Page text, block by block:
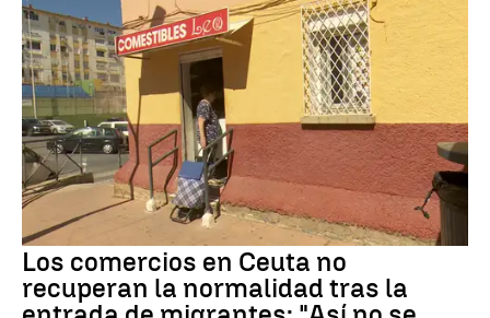
Los comercios en Ceuta no
recuperan la normalidad tras la